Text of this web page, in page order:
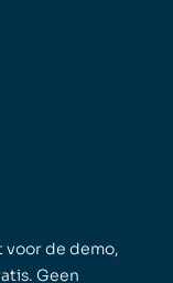
voor de demo,
Geen